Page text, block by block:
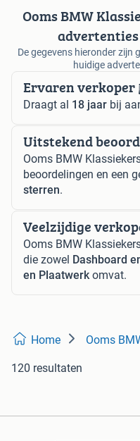
Ooms BMW
De gegevens hieronder zijn
huidige
Ervaren verkoper
Draagt al 18 jaar bij
Uitstekend
Ooms BMW
beoordelingen en een
sterren.
Veelzijdige
Ooms BMW
die zowel Dashboard
en Plaatwerkomvat.
Home Ooms
120 resultaten